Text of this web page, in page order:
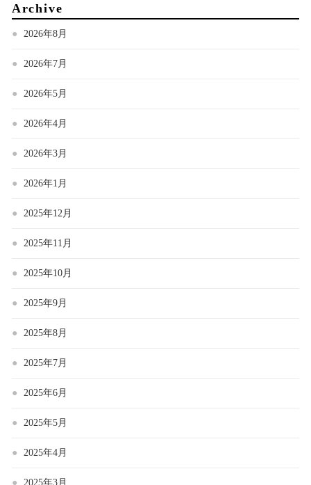
Archive
2026年8月
2026年7月
2026年5月
2026年4月
2026年3月
2026年1月
2025年12月
2025年11月
2025年10月
2025年9月
2025年8月
2025年7月
2025年6月
2025年5月
2025年4月
2025年3月